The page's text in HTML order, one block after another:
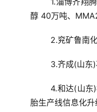
醇 40万吨、
2.兖矿鲁南
3.齐成(山东
4.和达(山东
胎生产线信息化升